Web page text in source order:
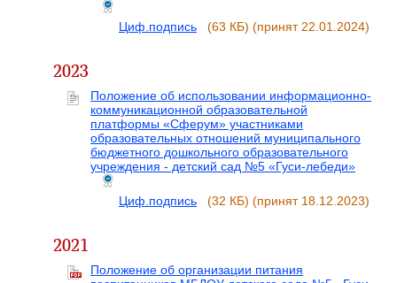
Циф.подпись (63 КБ) (принят 22.01.2024)
2023
Положение об использовании информационно-
коммуникационной образовательной
платформы «Сферум» участниками
образовательных отношений муниципального
бюджетного дошкольного образовательного
учреждения - детский сад №5 «Гуси-лебеди»
Циф.подпись (32 КБ) (принят 18.12.2023)
2021
Положение об организации питания